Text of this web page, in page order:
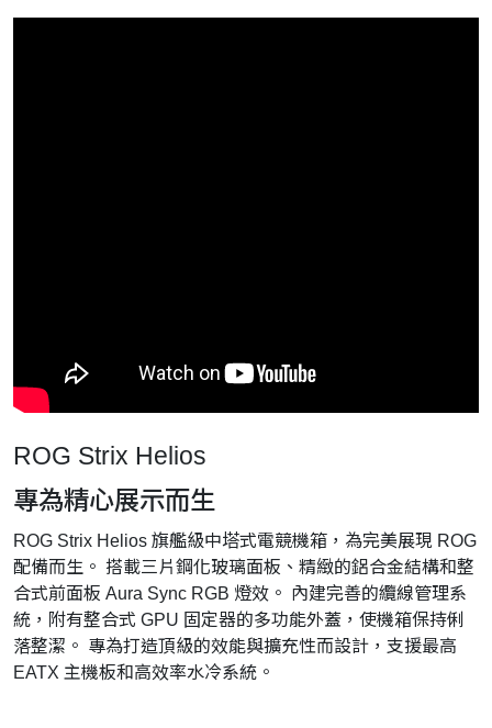
ROG Strix Helios
專為精心展示而生
ROG Strix Helios 旗艦級中塔式電競機箱，為完美展現 ROG
配備而生。 搭載三片鋼化玻璃面板、精緻的鋁合金結構和整
合式前面板 Aura Sync RGB 燈效。 內建完善的纜線管理系
統，附有整合式 GPU 固定器的多功能外蓋，使機箱保持俐
落整潔。 專為打造頂級的效能與擴充性而設計，支援最高
EATX 主機板和高效率水冷系統。